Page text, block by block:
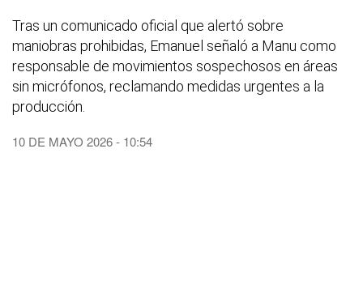
Tras un comunicado oficial que alertó sobre
maniobras prohibidas, Emanuel señaló a Manu como
responsable de movimientos sospechosos en áreas
sin micrófonos, reclamando medidas urgentes a la
producción.
10 DE MAYO 2026 - 10:54